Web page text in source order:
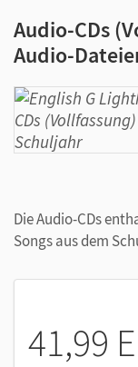
Audio-CDs
Audio-
Die Audio-CDs
Songs aus dem
41,99